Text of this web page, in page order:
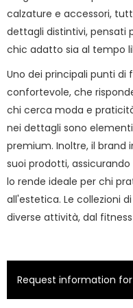
calzature e accessori,
dettagli distintivi, pensati
chic adatto sia al tempo
Uno dei principali punti di
confortevole, che
chi cerca moda e
nei dettagli sono
premium. Inoltre, il brand
suoi prodotti,
lo rende ideale per chi
all'estetica. Le collezioni
diverse attività, dal
Request information